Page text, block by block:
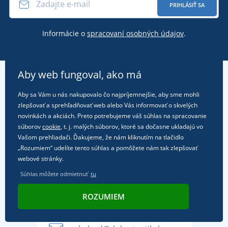
PRIHLÁSIŤ SA
Informácie o spracovaní osobných údajov.
Zákaznícky servis
Kontakt
Obchodné podmienky
Doprava a platba
Vrátenie tovaru a reklamácia
Zásady ochrany osobných údajov
O našej firme
O nás
Referencie
DobrýTextil pre firmy a organizácie
Z našej poradne
Objavte TEE JAYS - prémiovú dánsku značku s
tradíciou od roku 1976
Ako zvládnuť horúce letné dni v pohode a bezpečí
Letné dobrodružstvo sa začína balením alebo
pripravte sa na dovolenku bez starostí
Zákaznícka podpora
+421222 205 111
(Po-Pi, 7-15:30)
Aby web fungoval, ako má
Aby sa Vám u nás nakupovalo čo najpríjemnejšie, aby sme mohli
zlepšovať a sprehľadňovať web alebo Vás informovať o skvelých
novinkách a akciách. Preto potrebujeme váš súhlas na spracovanie
súborovcookie, t. j. malých súborov, ktoré sa dočasne ukladajú vo
Vašom prehliadači. Ďakujeme, že nám kliknutím na tlačidlo
„Rozumiem“ udelíte tento súhlas a pomôžete nám tak zlepšovať
webové stránky.
Súhlas môžete odmietnuť tu
ROZUMIEM